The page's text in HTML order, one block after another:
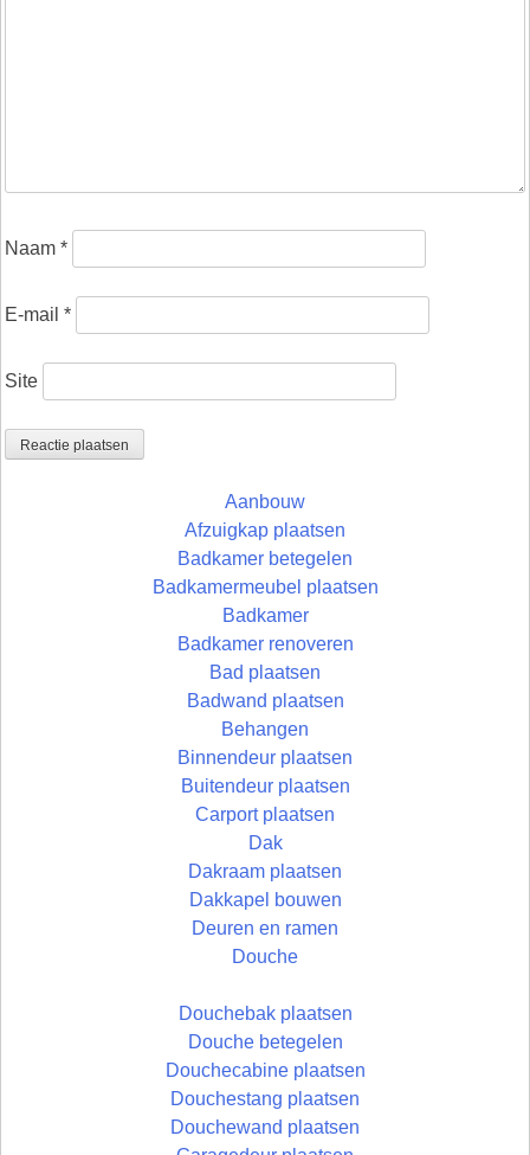
Naam *
E-mail *
Site
Aanbouw
Afzuigkap plaatsen
Badkamer betegelen
Badkamermeubel plaatsen
Badkamer
Badkamer renoveren
Bad plaatsen
Badwand plaatsen
Behangen
Binnendeur plaatsen
Buitendeur plaatsen
Carport plaatsen
Dak
Dakraam plaatsen
Dakkapel bouwen
Deuren en ramen
Douche
Douchebak plaatsen
Douche betegelen
Douchecabine plaatsen
Douchestang plaatsen
Douchewand plaatsen